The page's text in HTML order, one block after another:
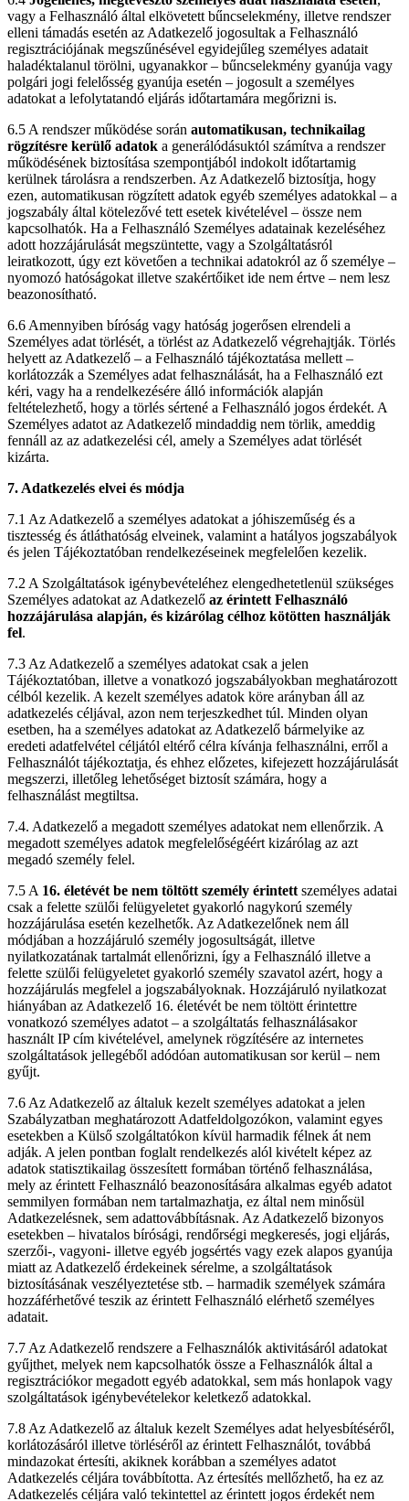
vagy a Felhasználó által elkövetett bűncselekmény, illetve rendszer
elleni támadás esetén az Adatkezelő jogosultak a Felhasználó
regisztrációjának megszűnésével egyidejűleg személyes adatait
haladéktalanul törölni, ugyanakkor – bűncselekmény gyanúja vagy
polgári jogi felelősség gyanúja esetén – jogosult a személyes
adatokat a lefolytatandó eljárás időtartamára megőrizni is.
6.5 A rendszer működése során automatikusan, technikailag
rögzítésre kerülő adatok a generálódásuktól számítva a rendszer
működésének biztosítása szempontjából indokolt időtartamig
kerülnek tárolásra a rendszerben. Az Adatkezelő biztosítja, hogy
ezen, automatikusan rögzített adatok egyéb személyes adatokkal – a
jogszabály által kötelezővé tett esetek kivételével – össze nem
kapcsolhatók. Ha a Felhasználó Személyes adatainak kezeléséhez
adott hozzájárulását megszüntette, vagy a Szolgáltatásról
leiratkozott, úgy ezt követően a technikai adatokról az ő személye –
nyomozó hatóságokat illetve szakértőiket ide nem értve – nem lesz
beazonosítható.
6.6 Amennyiben bíróság vagy hatóság jogerősen elrendeli a
Személyes adat törlését, a törlést az Adatkezelő végrehajtják. Törlés
helyett az Adatkezelő – a Felhasználó tájékoztatása mellett –
korlátozzák a Személyes adat felhasználását, ha a Felhasználó ezt
kéri, vagy ha a rendelkezésére álló információk alapján
feltételezhető, hogy a törlés sértené a Felhasználó jogos érdekét. A
Személyes adatot az Adatkezelő mindaddig nem törlik, ameddig
fennáll az az adatkezelési cél, amely a Személyes adat törlését
kizárta.
7. Adatkezelés elvei és módja
7.1 Az Adatkezelő a személyes adatokat a jóhiszeműség és a
tisztesség és átláthatóság elveinek, valamint a hatályos jogszabályok
és jelen Tájékoztatóban rendelkezéseinek megfelelően kezelik.
7.2 A Szolgáltatások igénybevételéhez elengedhetetlenül szükséges
Személyes adatokat az Adatkezelő az érintett Felhasználó
hozzájárulása alapján, és kizárólag célhoz kötötten használják
fel.
7.3 Az Adatkezelő a személyes adatokat csak a jelen
Tájékoztatóban, illetve a vonatkozó jogszabályokban meghatározott
célból kezelik. A kezelt személyes adatok köre arányban áll az
adatkezelés céljával, azon nem terjeszkedhet túl. Minden olyan
esetben, ha a személyes adatokat az Adatkezelő bármelyike az
eredeti adatfelvétel céljától eltérő célra kívánja felhasználni, erről a
Felhasználót tájékoztatja, és ehhez előzetes, kifejezett hozzájárulását
megszerzi, illetőleg lehetőséget biztosít számára, hogy a
felhasználást megtiltsa.
7.4. Adatkezelő a megadott személyes adatokat nem ellenőrzik. A
megadott személyes adatok megfelelőségéért kizárólag az azt
megadó személy felel.
7.5 A 16. életévét be nem töltött személy érintett személyes adatai
csak a felette szülői felügyeletet gyakorló nagykorú személy
hozzájárulása esetén kezelhetők. Az Adatkezelőnek nem áll
módjában a hozzájáruló személy jogosultságát, illetve
nyilatkozatának tartalmát ellenőrizni, így a Felhasználó illetve a
felette szülői felügyeletet gyakorló személy szavatol azért, hogy a
hozzájárulás megfelel a jogszabályoknak. Hozzájáruló nyilatkozat
hiányában az Adatkezelő 16. életévét be nem töltött érintettre
vonatkozó személyes adatot – a szolgáltatás felhasználásakor
használt IP cím kivételével, amelynek rögzítésére az internetes
szolgáltatások jellegéből adódóan automatikusan sor kerül – nem
gyűjt.
7.6 Az Adatkezelő az általuk kezelt személyes adatokat a jelen
Szabályzatban meghatározott Adatfeldolgozókon, valamint egyes
esetekben a Külső szolgáltatókon kívül harmadik félnek át nem
adják. A jelen pontban foglalt rendelkezés alól kivételt képez az
adatok statisztikailag összesített formában történő felhasználása,
mely az érintett Felhasználó beazonosítására alkalmas egyéb adatot
semmilyen formában nem tartalmazhatja, ez által nem minősül
Adatkezelésnek, sem adattovábbításnak. Az Adatkezelő bizonyos
esetekben – hivatalos bírósági, rendőrségi megkeresés, jogi eljárás,
szerzői-, vagyoni- illetve egyéb jogsértés vagy ezek alapos gyanúja
miatt az Adatkezelő érdekeinek sérelme, a szolgáltatások
biztosításának veszélyeztetése stb. – harmadik személyek számára
hozzáférhetővé teszik az érintett Felhasználó elérhető személyes
adatait.
7.7 Az Adatkezelő rendszere a Felhasználók aktivitásáról adatokat
gyűjthet, melyek nem kapcsolhatók össze a Felhasználók által a
regisztrációkor megadott egyéb adatokkal, sem más honlapok vagy
szolgáltatások igénybevételekor keletkező adatokkal.
7.8 Az Adatkezelő az általuk kezelt Személyes adat helyesbítéséről,
korlátozásáról illetve törléséről az érintett Felhasználót, továbbá
mindazokat értesíti, akiknek korábban a személyes adatot
Adatkezelés céljára továbbította. Az értesítés mellőzhető, ha ez az
Adatkezelés céljára való tekintettel az érintett jogos érdekét nem